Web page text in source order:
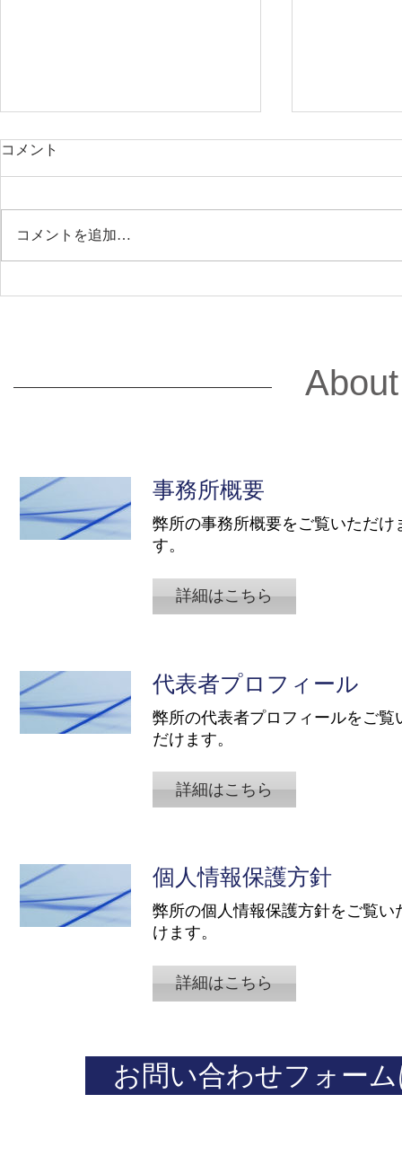
知のポイン
ます。
コメント
コメントを追加…
事務所概要
弊所の事務所概要をご覧いただけ
す。
詳細はこちら
代表者プロフィール
弊所の代表者プロフィールをご覧
だけます。
詳細はこちら
個人情報保護方針
弊所の個人情報保護方針をご覧い
けます。
詳細はこちら
お問い合わせフォー